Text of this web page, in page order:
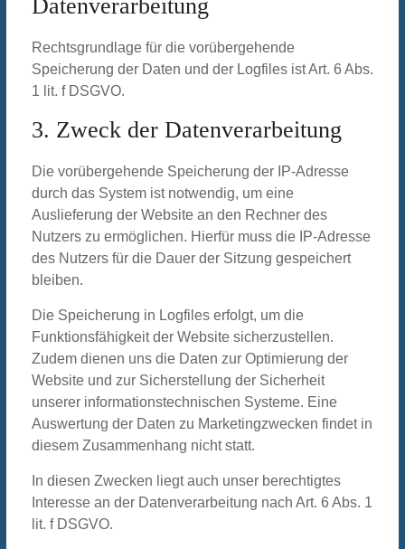
Datenverarbeitung
Rechtsgrundlage für die vorübergehende
Speicherung der Daten und der Logfiles ist Art. 6 Abs.
1 lit. f DSGVO.
3. Zweck der Datenverarbeitung
Die vorübergehende Speicherung der IP-Adresse
durch das System ist notwendig, um eine
Auslieferung der Website an den Rechner des
Nutzers zu ermöglichen. Hierfür muss die IP-Adresse
des Nutzers für die Dauer der Sitzung gespeichert
bleiben.
Die Speicherung in Logfiles erfolgt, um die
Funktionsfähigkeit der Website sicherzustellen.
Zudem dienen uns die Daten zur Optimierung der
Website und zur Sicherstellung der Sicherheit
unserer informationstechnischen Systeme. Eine
Auswertung der Daten zu Marketingzwecken findet in
diesem Zusammenhang nicht statt.
In diesen Zwecken liegt auch unser berechtigtes
Interesse an der Datenverarbeitung nach Art. 6 Abs. 1
lit. f DSGVO.